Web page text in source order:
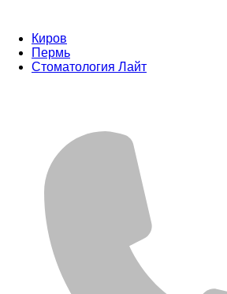
Киров
Пермь
Стоматология Лайт